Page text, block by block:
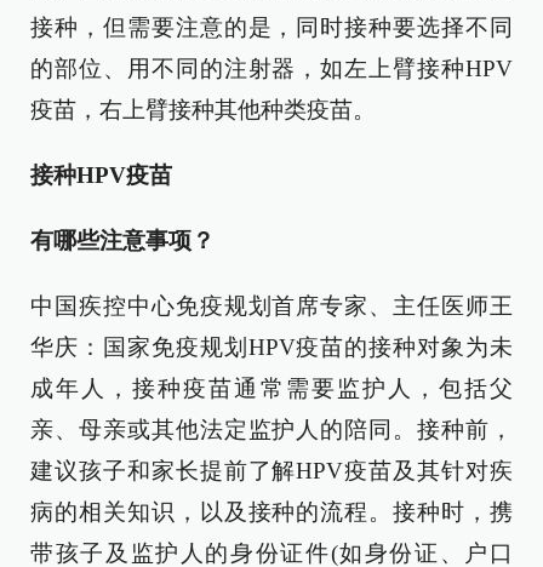
接种，但需要注意的是，同时接种要选择不同
的部位、用不同的注射器，如左上臂接种HPV
疫苗，右上臂接种其他种类疫苗。
接种HPV疫苗
有哪些注意事项？
中国疾控中心免疫规划首席专家、主任医师王
华庆：国家免疫规划HPV疫苗的接种对象为未
成年人，接种疫苗通常需要监护人，包括父
亲、母亲或其他法定监护人的陪同。接种前，
建议孩子和家长提前了解HPV疫苗及其针对疾
病的相关知识，以及接种的流程。接种时，携
带孩子及监护人的身份证件(如身份证、户口